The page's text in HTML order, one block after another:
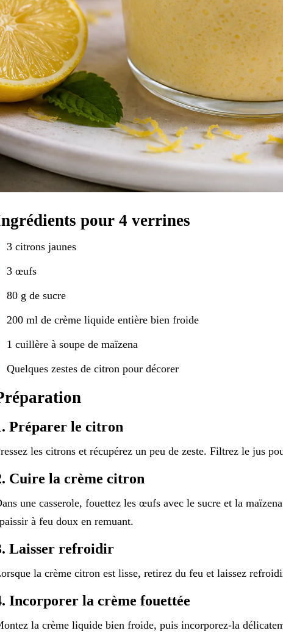
pour 4 verrines
3 citrons jaunes
3 œufs
80 g de sucre
200 ml de crème liquide entière bien froide
1 cuillère à soupe de maïzena
Quelques zestes de citron pour décorer
Préparer le citron
les citrons et récupérez un peu de zeste. Filtrez le jus
Cuire la crème citron
une casserole, fouettez les œufs avec le sucre et la
à feu doux en remuant.
Laisser refroidir
la crème citron est lisse, retirez du feu et laissez
Incorporer la crème fouettée
la crème liquide bien froide, puis incorporez-la